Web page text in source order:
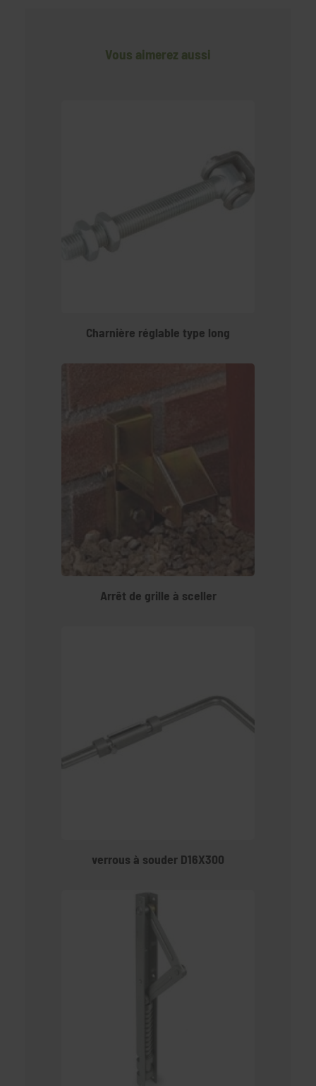
Vous aimerez aussi
Charnière réglable type long
Arrêt de grille à sceller
verrous à souder D16X300